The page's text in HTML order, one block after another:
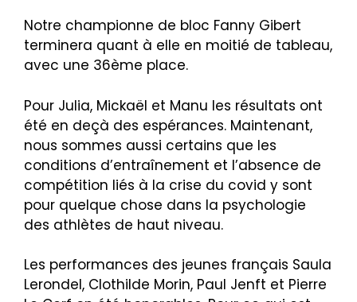
Notre championne de bloc Fanny Gibert
terminera quant à elle en moitié de tableau,
avec une 36ème place.
Pour Julia, Mickaël et Manu les résultats ont
été en deçà des espérances. Maintenant,
nous sommes aussi certains que les
conditions d’entraînement et l’absence de
compétition liés à la crise du covid y sont
pour quelque chose dans la psychologie
des athlètes de haut niveau.
Les performances des jeunes français Saula
Lerondel, Clothilde Morin, Paul Jenft et Pierre